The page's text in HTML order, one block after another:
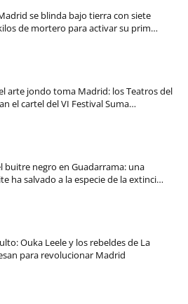
se blinda bajo tierra con siete
de mortero para activar su prim…
arte jondo toma Madrid: los Teatros del
el cartel del VI Festival Suma…
buitre negro en Guadarrama: una
ha salvado a la especie de la extinci…
Ouka Leele y los rebeldes de La
para revolucionar Madrid